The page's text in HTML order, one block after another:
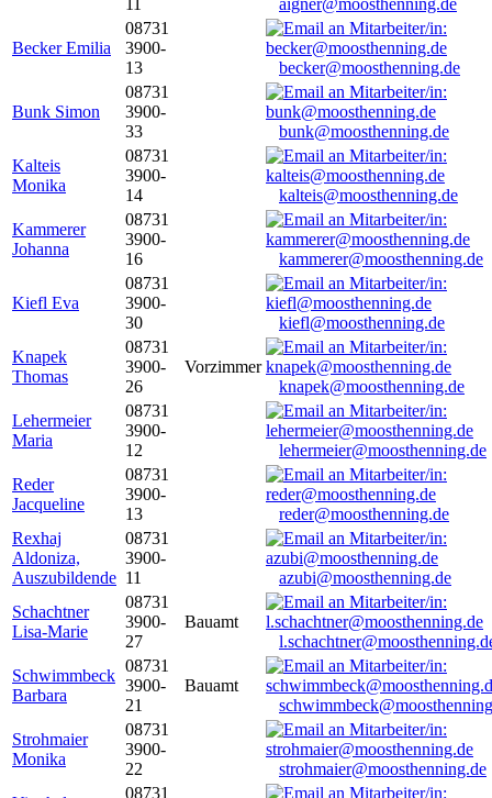
aigner@moosthenning.de
Becker Emilia
08731
3900-
13
becker@moosthenning.de
Bunk Simon
08731
3900-
33
bunk@moosthenning.de
Kalteis
Monika
08731
3900-
14
kalteis@moosthenning.de
Kammerer
Johanna
08731
3900-
16
kammerer@moosthenning.de
Kiefl Eva
08731
3900-
30
kiefl@moosthenning.de
Knapek
Thomas
08731
3900-
26
Vorzimmer
knapek@moosthenning.de
Lehermeier
Maria
08731
3900-
12
lehermeier@moosthenning.de
Reder
Jacqueline
08731
3900-
13
reder@moosthenning.de
Rexhaj
Aldoniza,
Auszubildende
08731
3900-
11
azubi@moosthenning.de
Schachtner
Lisa-Marie
08731
3900-
27
Bauamt
Schwimmbeck
Barbara
08731
3900-
21
Bauamt
Strohmaier
Monika
08731
3900-
22
strohmaier@moosthenning.de
08731